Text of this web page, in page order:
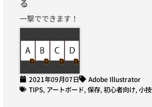
る
一撃でできます！
2021年09月07日
Adobe Illustrator
TIPS, アートボード, 保存, 初心者向け, 小技